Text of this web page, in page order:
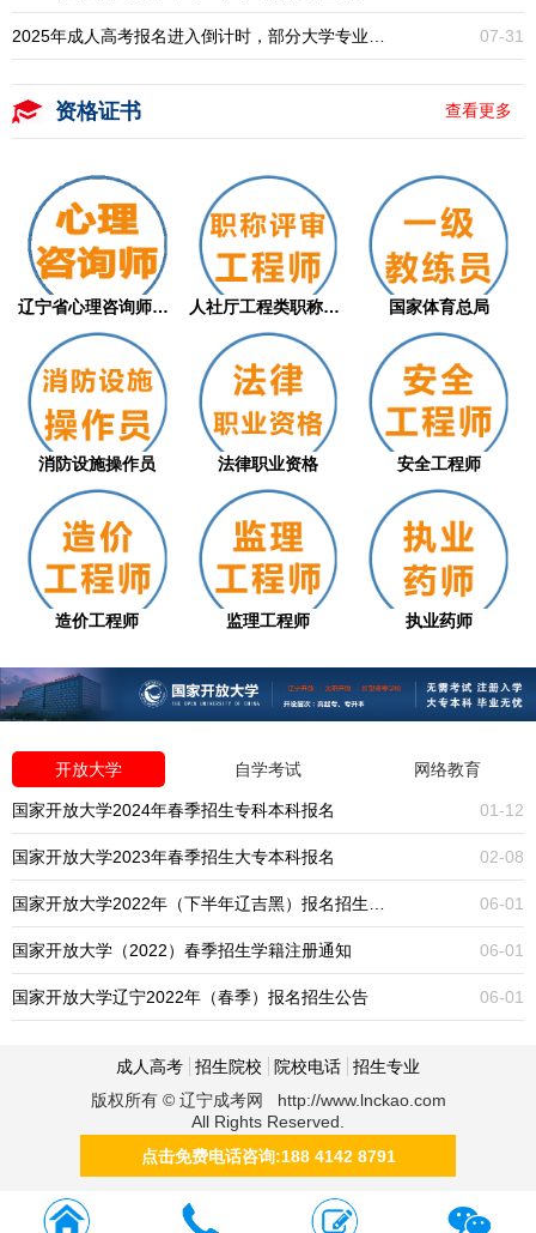
07-31
资格证书 查看更多
辽宁省心理咨询师职业技能等级评价证书（从... 人社厅工程类职称评审 国家体育总局
消防设施操作员 法律职业资格 安全工程师
造价工程师 监理工程师 执业药师
开放大学 自学考试 网络教育
01-12
国家开放大学2024年春季招生专科本科报名
02-08
国家开放大学2023年春季招生大专本科报名
06-01
06-01
国家开放大学（2022）春季招生学籍注册通知
06-01
国家开放大学辽宁2022年（春季）报名招生公告
成人高考 招生院校 院校电话
招生专业
版权所有 © 辽宁成考网 http://www.lnckao.com
All Rights Reserved.
点击免费电话咨询:188 4142 8791